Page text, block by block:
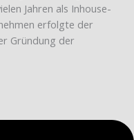
Jahren als Inhouse-
erfolgte der
Gründung der